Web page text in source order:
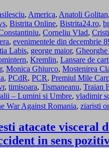
, America, Anatoli Golitan,
, Bistrita Online, Bistrita24.ro,
, Corneliu Vlad,
, evenimentele din decembrie
Labis, george maior,
, Kremlin, Lansare de
, Monica Ghiurco, Mostenirea
, PCdR, PCR, Premiul Mile
, timisoara, Tismaneanu, Traian
– Lumini si Umbre, vladimir
War Against Romania, ziaristi
atacate visceral
in sens